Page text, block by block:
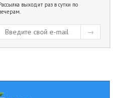
выходит раз в сутки по